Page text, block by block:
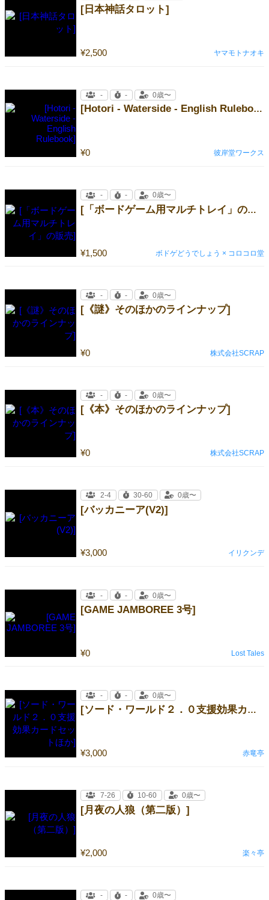
[日本神話タロット]
¥2,500 ヤマモトナオキ
[Hotori - Waterside - English Rulebook]
¥0
- - 0歳〜
彼岸堂ワークス
[「ボードゲーム用マルチトレイ」の販売]
¥1,500
- - 0歳〜
ボドゲどうでしょう × コロコロ堂
[《謎》そのほかのラインナップ]
¥0
- - 0歳〜
株式会社SCRAP
[《本》そのほかのラインナップ]
¥0
- - 0歳〜
株式会社SCRAP
[バッカニーア(V2)]
¥3,000
2-4 30-60 0歳〜
イリクンデ
[GAME JAMBOREE 3号]
¥0
- - 0歳〜
Lost Tales
[ソード・ワールド２．０支援効果カードセットほか]
¥3,000
- - 0歳〜
赤竜亭
[月夜の人狼（第二版）]
¥2,000
7-26 10-60 0歳〜
楽々亭
- - 0歳〜